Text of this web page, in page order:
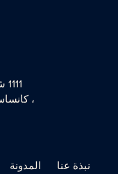
1111 شارع مين
،
نبذة عنا
المدونة